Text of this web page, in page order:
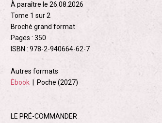
À paraître le 26.08.2026
Tome 1 sur 2
Broché grand format
Pages : 350
ISBN : 978-2-940664-62-7
Autres formats
Ebook | Poche (2027)
LE PRÉ-COMMANDER